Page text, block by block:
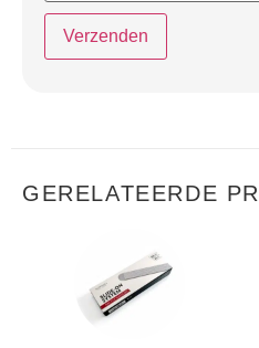
GERELATEERDE